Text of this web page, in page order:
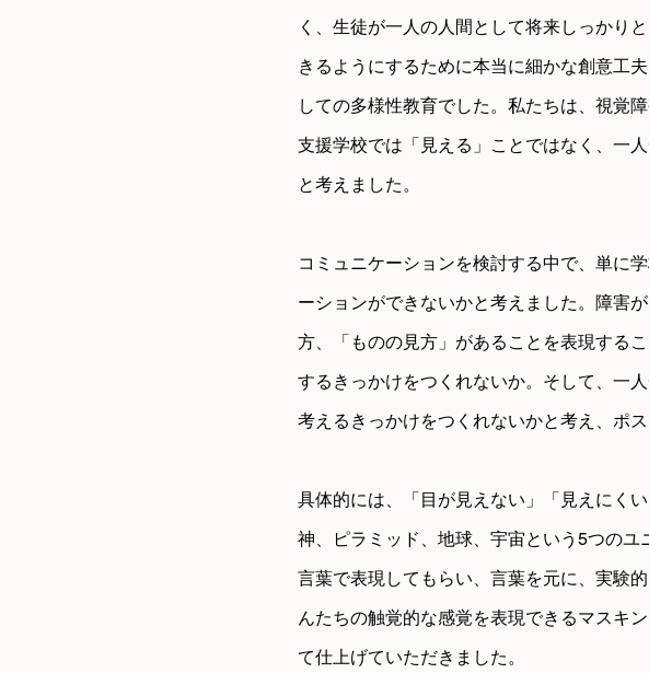
く、生徒が一人の人間として将来しっかり
きるようにするために本当に細かな創意工
しての多様性教育でした。私たちは、視覚
支援学校では「見える」ことではなく、一
と考えました。
コミュニケーションを検討する中で、単に
ーションができないかと考えました。障害
方、「ものの見方」があることを表現する
するきっかけをつくれないか。そして、一
考えるきっかけをつくれないかと考え、ポ
具体的には、「目が見えない」「見えにく
神、ピラミッド、地球、宇宙という5つの
言葉で表現してもらい、言葉を元に、実験
んたちの触覚的な感覚を表現できるマスキ
て仕上げていただきました。